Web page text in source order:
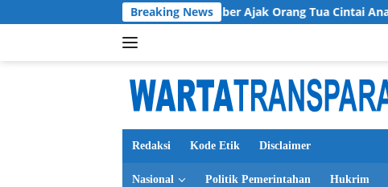
ke
Breaking News
Kabupaten Jember Ajak Orang Tua Cintai Anak Seutuhnya
Redaksi Kode Etik Disclaimer
Nasional Politik Pemerintahan Hukrim